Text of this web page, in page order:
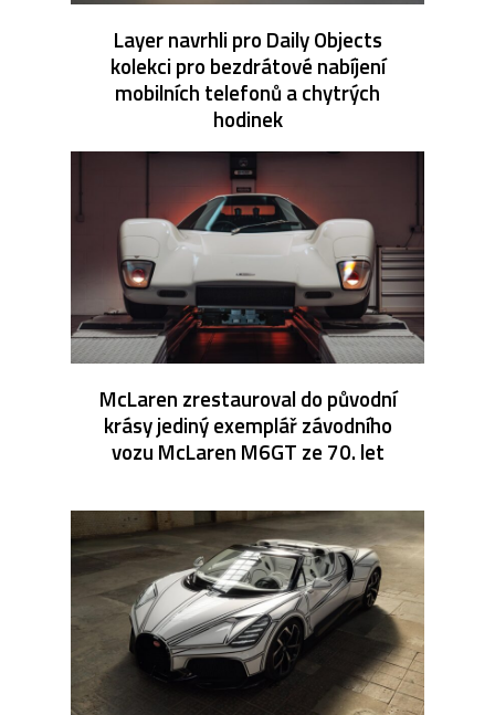
Layer navrhli pro Daily Objects
kolekci pro bezdrátové nabíjení
mobilních telefonů a chytrých
hodinek
McLaren zrestauroval do původní
krásy jediný exemplář závodního
vozu McLaren M6GT ze 70. let